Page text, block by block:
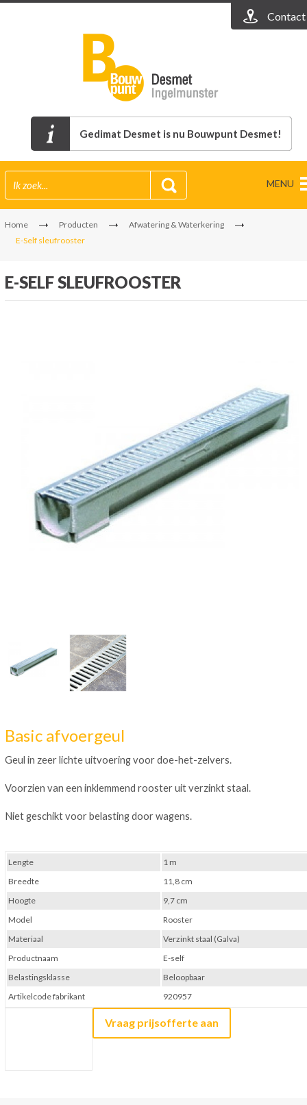
Contact
Gedimat Desmet is nu Bouwpunt Desmet!
MENU
Home Producten
Afwatering & Waterkering
E-Self sleufrooster
E-SELF SLEUFROOSTER
Basic afvoergeul
Geul in zeer lichte uitvoering voor doe-het-zelvers.
Voorzien van een inklemmend rooster uit verzinkt staal.
Niet geschikt voor belasting door wagens.
Vraag prijsofferte aan
Lengte
1 m
Breedte
11,8 cm
Hoogte
9,7 cm
Model
Rooster
Materiaal
Verzinkt staal (Galva)
Productnaam
E-self
Belastingsklasse
Beloopbaar
Artikelcode fabrikant
920957